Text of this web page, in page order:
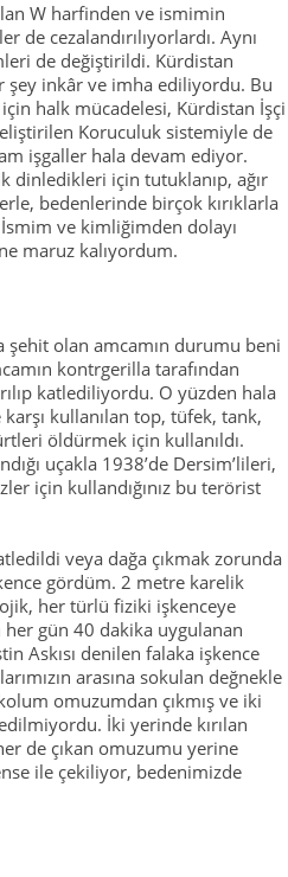
W harfinden ve ismimin
de cezalandırılıyorlardı. Aynı
de değiştirildi. Kürdistan
inkâr ve imha ediliyordu. Bu
halk mücadelesi, Kürdistan İşçi
Koruculuk sistemiyle de
işgaller hala devam ediyor.
dinledikleri için tutuklanıp, ağır
bedenlerinde birçok kırıklarla
ve kimliğimden dolayı
maruz kalıyordum.
şehit olan amcamın durumu beni
kontrgerilla tarafından
katlediliyordu. O yüzden hala
kullanılan top, tüfek, tank,
öldürmek için kullanıldı.
uçakla 1938’de Dersim’lileri,
için kullandığınız bu terörist
veya dağa çıkmak zorunda
gördüm. 2 metre karelik
her türlü fiziki işkenceye
gün 40 dakika uygulanan
Askısı denilen falaka işkence
arasına sokulan değnekle
omuzumdan çıkmış ve iki
İki yerinde kırılan
de çıkan omuzumu yerine
ile çekiliyor, bedenimizde